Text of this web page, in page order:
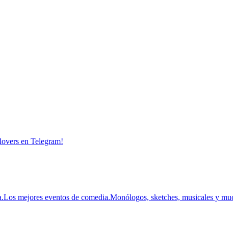
en Telegram!
Los mejores eventos de comedia.Monólogos, sketches, musicales y